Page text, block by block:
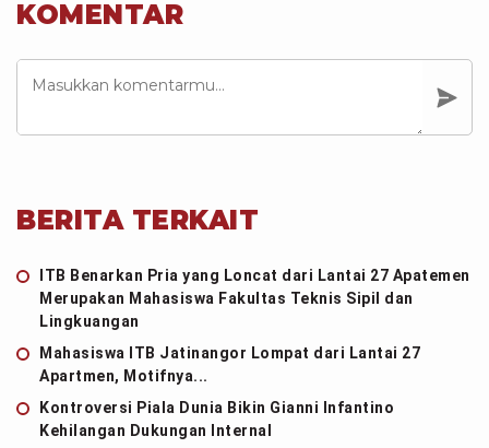
KOMENTAR
BERITA TERKAIT
ITB Benarkan Pria yang Loncat dari Lantai 27 Apatemen
Merupakan Mahasiswa Fakultas Teknis Sipil dan
Lingkuangan
Mahasiswa ITB Jatinangor Lompat dari Lantai 27
Apartmen, Motifnya...
Kontroversi Piala Dunia Bikin Gianni Infantino
Kehilangan Dukungan Internal